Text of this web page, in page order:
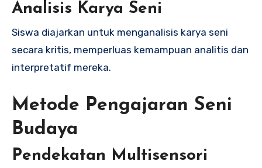
Analisis Karya Seni
Siswa diajarkan untuk menganalisis karya seni
secara kritis, memperluas kemampuan analitis dan
interpretatif mereka.
Metode Pengajaran Seni
Budaya
Pendekatan Multisensori